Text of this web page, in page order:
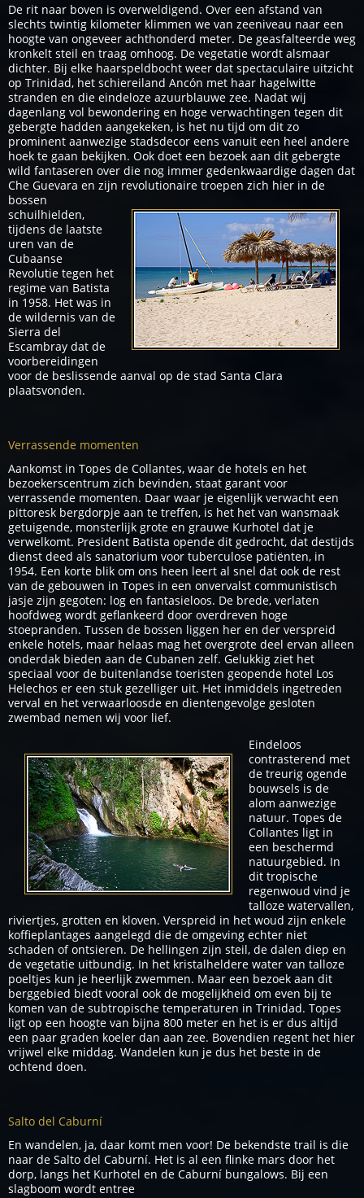
De rit naar boven is overweldigend. Over een afstand van
slechts twintig kilometer klimmen we van zeeniveau naar een
hoogte van ongeveer achthonderd meter. De geasfalteerde weg
kronkelt steil en traag omhoog. De vegetatie wordt alsmaar
dichter. Bij elke haarspeldbocht weer dat spectaculaire uitzicht
op Trinidad, het schiereiland Ancón met haar hagelwitte
stranden en die eindeloze azuurblauwe zee. Nadat wij
dagenlang vol bewondering en hoge verwachtingen tegen dit
gebergte hadden aangekeken, is het nu tijd om dit zo
prominent aanwezige stadsdecor eens vanuit een heel andere
hoek te gaan bekijken. Ook doet een bezoek aan dit gebergte
wild fantaseren over die nog immer gedenkwaardige dagen dat
Che Guevara en zijn revolutionaire troepen zich hier in de
bossen
schuilhielden,
tijdens de laatste
uren van de
Cubaanse
Revolutie tegen het
regime van Batista
in 1958. Het was in
de wildernis van de
Sierra del
Escambray dat de
voorbereidingen
voor de beslissende aanval op de stad Santa Clara
plaatsvonden.
Verrassende momenten
Aankomst in Topes de Collantes, waar de hotels en het
bezoekerscentrum zich bevinden, staat garant voor
verrassende momenten. Daar waar je eigenlijk verwacht een
pittoresk bergdorpje aan te treffen, is het het van wansmaak
getuigende, monsterlijk grote en grauwe Kurhotel dat je
verwelkomt. President Batista opende dit gedrocht, dat destijds
dienst deed als sanatorium voor tuberculose patiënten, in
1954. Een korte blik om ons heen leert al snel dat ook de rest
van de gebouwen in Topes in een onvervalst communistisch
jasje zijn gegoten: log en fantasieloos. De brede, verlaten
hoofdweg wordt geflankeerd door overdreven hoge
stoepranden. Tussen de bossen liggen her en der verspreid
enkele hotels, maar helaas mag het overgrote deel ervan alleen
onderdak bieden aan de Cubanen zelf. Gelukkig ziet het
speciaal voor de buitenlandse toeristen geopende hotel Los
Helechos er een stuk gezelliger uit. Het inmiddels ingetreden
verval en het verwaarloosde en dientengevolge gesloten
zwembad nemen wij voor lief.
Eindeloos
contrasterend met
de treurig ogende
bouwsels is de
alom aanwezige
natuur. Topes de
Collantes ligt in
een beschermd
natuurgebied. In
dit tropische
regenwoud vind je
talloze watervallen,
riviertjes, grotten en kloven. Verspreid in het woud zijn enkele
koffieplantages aangelegd die de omgeving echter niet
schaden of ontsieren. De hellingen zijn steil, de dalen diep en
de vegetatie uitbundig. In het kristalheldere water van talloze
poeltjes kun je heerlijk zwemmen. Maar een bezoek aan dit
berggebied biedt vooral ook de mogelijkheid om even bij te
komen van de subtropische temperaturen in Trinidad. Topes
ligt op een hoogte van bijna 800 meter en het is er dus altijd
een paar graden koeler dan aan zee. Bovendien regent het hier
vrijwel elke middag. Wandelen kun je dus het beste in de
ochtend doen.
Salto del Caburní
En wandelen, ja, daar komt men voor! De bekendste trail is die
naar de Salto del Caburní. Het is al een flinke mars door het
dorp, langs het Kurhotel en de Caburní bungalows. Bij een
slagboom wordt entree